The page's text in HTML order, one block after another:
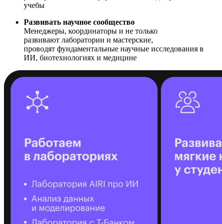
учебы
Развивать научное сообщество
Менеджеры, координаторы и не только
развивают лаборатории и мастерские,
проводят фундаментальные научные исследования в
ИИ, биотехнологиях и медицине